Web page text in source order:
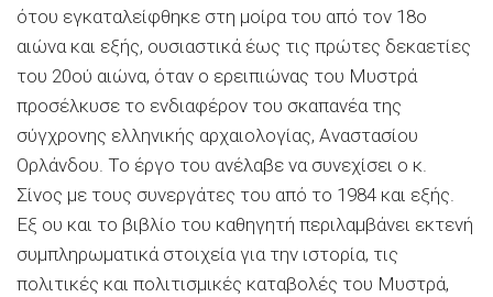
ότου εγκαταλείφθηκε στη μοίρα του από τον 18ο
αιώνα και εξής, ουσιαστικά έως τις πρώτες δεκαετίες
του 20ού αιώνα, όταν ο ερειπιώνας του Μυστρά
προσέλκυσε το ενδιαφέρον του σκαπανέα της
σύγχρονης ελληνικής αρχαιολογίας, Αναστασίου
Ορλάνδου. Το έργο του ανέλαβε να συνεχίσει ο κ.
Σίνος με τους συνεργάτες του από το 1984 και εξής.
Εξ ου και το βιβλίο του καθηγητή περιλαμβάνει εκτενή
συμπληρωματικά στοιχεία για την ιστορία, τις
πολιτικές και πολιτισμικές καταβολές του Μυστρά,